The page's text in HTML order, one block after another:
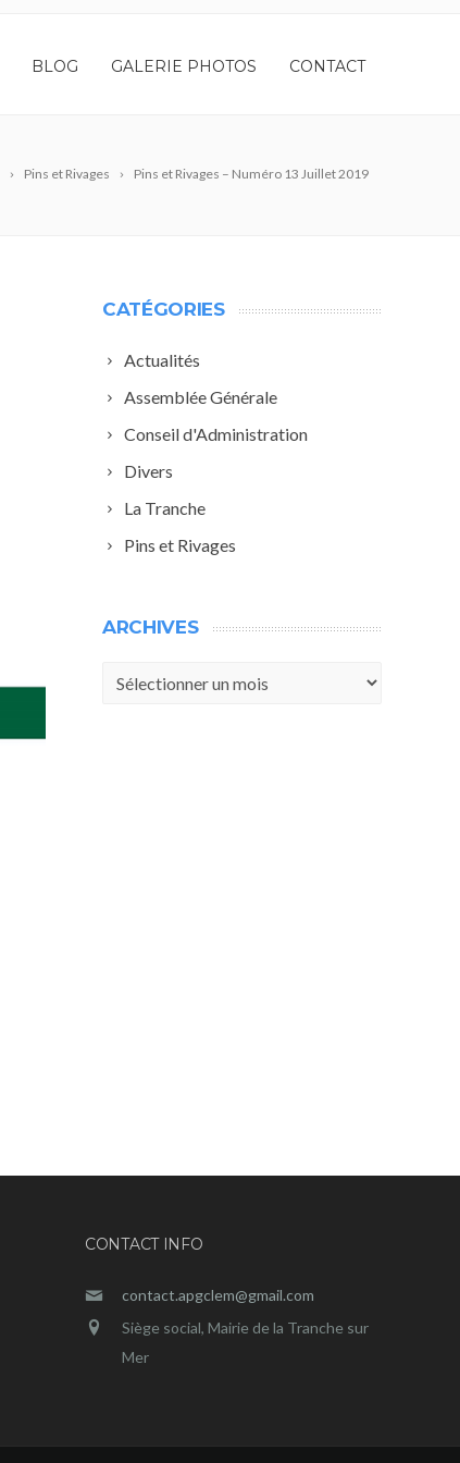
BLOG GALERIE PHOTOS CONTACT
Pins et Rivages Pins et Rivages – Numéro 13 Juillet 2019
CATÉGORIES
Actualités
Assemblée Générale
Conseil d'Administration
Divers
La Tranche
Pins et Rivages
ARCHIVES
Archives
CONTACT INFO
contact.apgclem@gmail.com
Siège social, Mairie de la Tranche sur
Mer